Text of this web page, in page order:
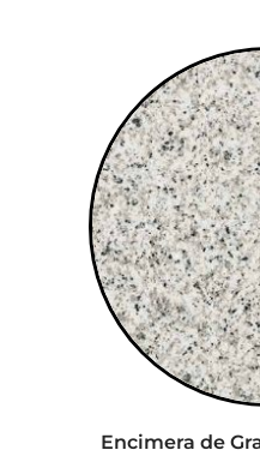
Encimera de